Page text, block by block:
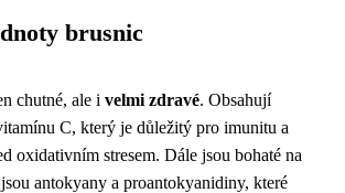
brusnic
chutné, ale i velmi zdravé. Obsahují
C, který je důležitý pro imunitu a
oxidativním stresem. Dále jsou bohaté na
antokyany a proantokyanidiny, které